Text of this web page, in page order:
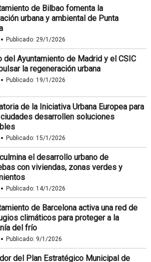
de Bilbao fomenta la
urbana y ambiental de Punta
· Publicado: 29/1/2026
del Ayuntamiento de Madrid y el CSIC
la regeneración urbana
· Publicado: 19/1/2026
de la Iniciativa Urbana Europea para
desarrollen soluciones
· Publicado: 15/1/2026
el desarrollo urbano de
con viviendas, zonas verdes y
· Publicado: 14/1/2026
de Barcelona activa una red de
climáticos para proteger a la
del frío
· Publicado: 9/1/2026
del Plan Estratégico Municipal de